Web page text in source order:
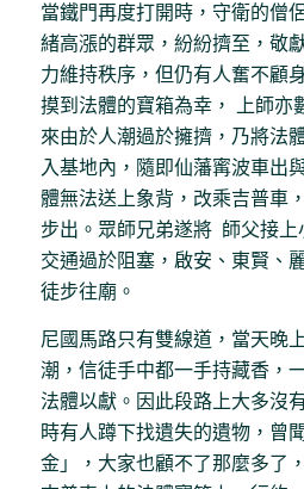
當鐵門再度打開時，守衛的僧
緒高漲的群眾，紛紛擠至，敬
力維持秩序，但仍有人奮不顧
摸到法體的寶箱為幸， 上師亦
來由於人潮過於擁擠，乃將法
入基地內，隨即仙藩寗波車出
體無法送上象背，改乘吉普車
步出。眾師兄弟遂將 師父接
交通過於阻塞，啟安、東賢、
徒步往廟。
尼國馬路只有雙線道，當天晚
潮，信徒手中都一手持藏香，
法體以獻。因此段路上大多沒
時有人蹲下找遺失的遺物，曾
金」，大家也顧不了那麼多了